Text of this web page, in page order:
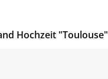
Hochzeit "Toulouse"